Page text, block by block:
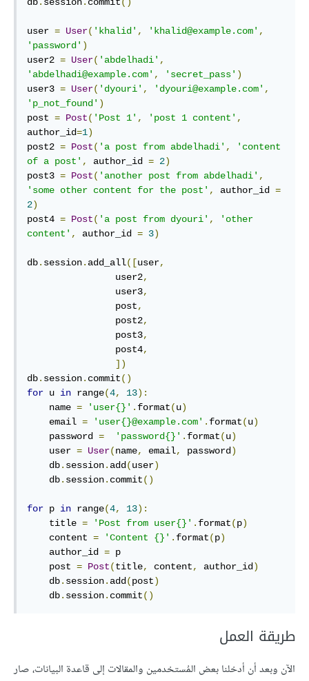
db. session. commit()
user = User( 'khalid' , 'khalid@example.com' ,
'password' )
user2 = User( 'abdelhadi' ,
'abdelhadi@example.com' , 'secret_pass' )
user3 = User( 'dyouri' , 'dyouri@example.com' ,
'p_not_found' )
post = Post( 'Post 1' , 'post 1 content' ,
author_id=1)
post2 = Post( 'a post from abdelhadi' ,
'content
of a post' , author_id = 2)
post3 = Post( 'another post from abdelhadi' ,
'some other content for the post' , author_id =
2)
post4 = Post( 'a post from dyouri' ,
'other
content' , author_id = 3)
db. session. add_all([user,
                user2
,
                user3
,
                post
,
                post2
,
                post3
,
                post4
,
])
db. session. commit()
for u in range(4, 13):
    name
= 'user{}' . format(u)
    email
= 'user{}@example.com' . format(u)
    password
= 'password{}' . format(u)
    user
= User(name, email, password)
    db
. session. add(user)
    db
. session. commit()
for p in range(4, 13):
    title
= 'Post from user{}' . format(p)
    content
= 'Content {}' . format(p)
    author_id
= p
    post
= Post(title, content, author_id)
    db
. session. add(post)
    db
. session. commit()
طريقة العمل
الآن وبعد أن أدخلنا بعض المُستخدمين والمقالات إلى قاعدة البيانات، صار